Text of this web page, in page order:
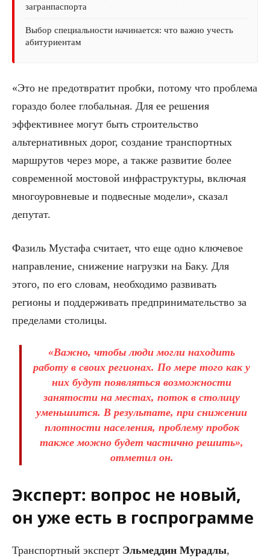
загранпаспорта
Выбор специальности начинается: что важно учесть
абитуриентам
«Это не предотвратит пробки, потому что проблема
гораздо более глобальная. Для ее решения
эффективнее могут быть строительство
альтернативных дорог, создание транспортных
маршрутов через море, а также развитие более
современной мостовой инфраструктуры, включая
многоуровневые и подвесные модели», сказал
депутат.
Фазиль Мустафа считает, что еще одно ключевое
направление, снижение нагрузки на Баку. Для
этого, по его словам, необходимо развивать
регионы и поддерживать предпринимательство за
пределами столицы.
«Важно, чтобы люди могли находить
работу в своих регионах. По мере того как у
них будут появляться возможности
занятости на местах, поток в столицу
уменьшится. В результате, при снижении
плотности населения, проблему пробок
также можно будет частично решить»,
отметил он.
Эксперт: вопрос не новый,
он уже есть в госпрограмме
Транспортный эксперт Эльмеддин Мурадлы,